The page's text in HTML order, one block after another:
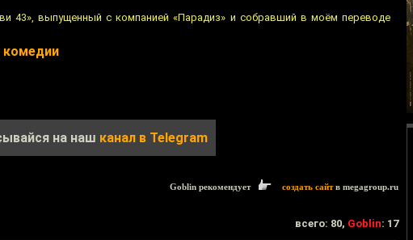
43», выпущенный с компанией «Парадиз» и собравший в моём переводе
комедии
на наш канал в Telegram
Goblin рекомендует создать сайтв megagroup.ru
всего: 80, Goblin: 17